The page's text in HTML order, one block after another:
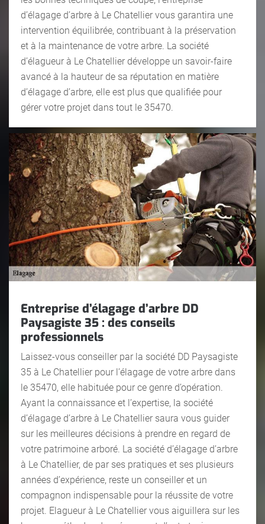
d’élagage d’arbre à Le Chatellier vous garantira une
intervention équilibrée, contribuant à la préservation
et à la maintenance de votre arbre. La société
d’élagueur à Le Chatellier développe un savoir-faire
avancé à la hauteur de sa réputation en matière
d’élagage d’arbre, elle est plus que qualifiée pour
gérer votre projet dans tout le 35470.
Entreprise d’élagage d’arbre DD
Paysagiste 35 : des conseils
professionnels
Laissez-vous conseiller par la société DD Paysagiste
35 à Le Chatellier pour l’élagage de votre arbre dans
le 35470, elle habituée pour ce genre d’opération.
Ayant la connaissance et l’expertise, la société
d’élagage d’arbre à Le Chatellier saura vous guider
sur les meilleures décisions à prendre en regard de
votre patrimoine arboré. La société d’élagage d’arbre
à Le Chatellier, de par ses pratiques et ses plusieurs
années d’expérience, reste un conseiller et un
compagnon indispensable pour la réussite de votre
projet. Elagueur à Le Chatellier vous aiguillera sur les